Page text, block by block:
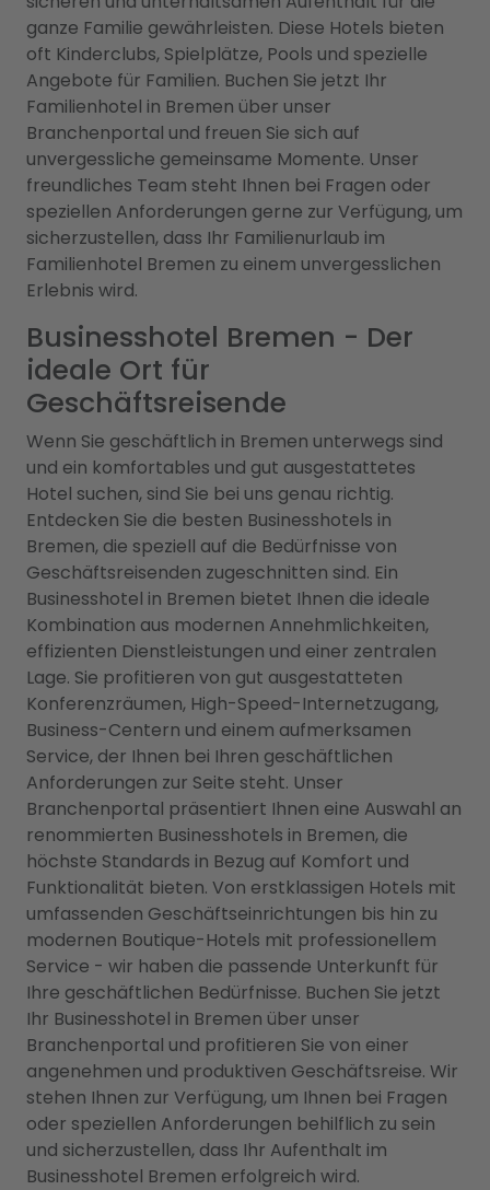
ganze Familie gewährleisten. Diese Hotels bieten
oft Kinderclubs, Spielplätze, Pools und spezielle
Angebote für Familien. Buchen Sie jetzt Ihr
Familienhotel in Bremen über unser
Branchenportal und freuen Sie sich auf
unvergessliche gemeinsame Momente. Unser
freundliches Team steht Ihnen bei Fragen oder
speziellen Anforderungen gerne zur Verfügung, um
sicherzustellen, dass Ihr Familienurlaub im
Familienhotel Bremen zu einem unvergesslichen
Erlebnis wird.
Businesshotel Bremen - Der
ideale Ort für
Geschäftsreisende
Wenn Sie geschäftlich in Bremen unterwegs sind
und ein komfortables und gut ausgestattetes
Hotel suchen, sind Sie bei uns genau richtig.
Entdecken Sie die besten Businesshotels in
Bremen, die speziell auf die Bedürfnisse von
Geschäftsreisenden zugeschnitten sind. Ein
Businesshotel in Bremen bietet Ihnen die ideale
Kombination aus modernen Annehmlichkeiten,
effizienten Dienstleistungen und einer zentralen
Lage. Sie profitieren von gut ausgestatteten
Konferenzräumen, High-Speed-Internetzugang,
Business-Centern und einem aufmerksamen
Service, der Ihnen bei Ihren geschäftlichen
Anforderungen zur Seite steht. Unser
Branchenportal präsentiert Ihnen eine Auswahl an
renommierten Businesshotels in Bremen, die
höchste Standards in Bezug auf Komfort und
Funktionalität bieten. Von erstklassigen Hotels mit
umfassenden Geschäftseinrichtungen bis hin zu
modernen Boutique-Hotels mit professionellem
Service - wir haben die passende Unterkunft für
Ihre geschäftlichen Bedürfnisse. Buchen Sie jetzt
Ihr Businesshotel in Bremen über unser
Branchenportal und profitieren Sie von einer
angenehmen und produktiven Geschäftsreise. Wir
stehen Ihnen zur Verfügung, um Ihnen bei Fragen
oder speziellen Anforderungen behilflich zu sein
und sicherzustellen, dass Ihr Aufenthalt im
Businesshotel Bremen erfolgreich wird.